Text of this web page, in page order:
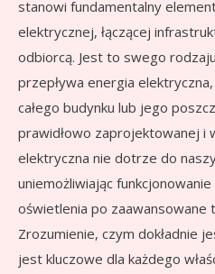
stanowi fundamentalny
elektrycznej, łączącej
odbiorcą. Jest to swego
przepływa energia
całego budynku lub jego
prawidłowo zaprojektowanej i
elektryczna nie dotrze do
uniemożliwiając
oświetlenia po zaawansowane
Zrozumienie, czym dokładnie
jest kluczowe dla każdego